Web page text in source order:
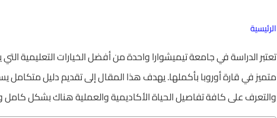
الرئيسية
تعتبر الدراسة في جامعة تيميشوارا واحدة من أفضل الخيارات التعليمية
متميز في قارة أوروبا بأكملها. يهدف هذا المقال إلى تقديم دليل متكامل
والتعرف على كافة تفاصيل الحياة الأكاديمية والعملية هناك بشكل